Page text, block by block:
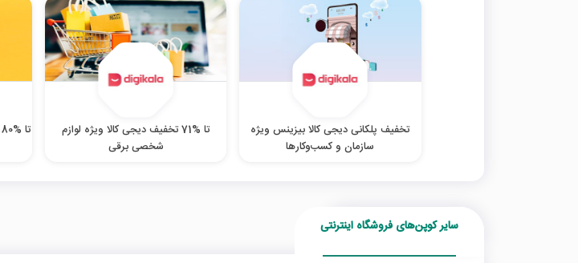
تخفیف پلکانی دیجی کالا بیزینس ویژه
سازمان و کسب‌‌وکارها
تا %71 تخفیف دیجی کالا ویژه لوازم
شخصی برقی
سایر کوپن‌های فروشگاه اینترنتی